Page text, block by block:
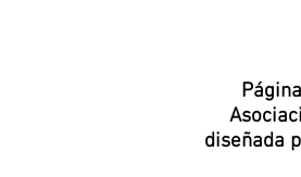
diseñada